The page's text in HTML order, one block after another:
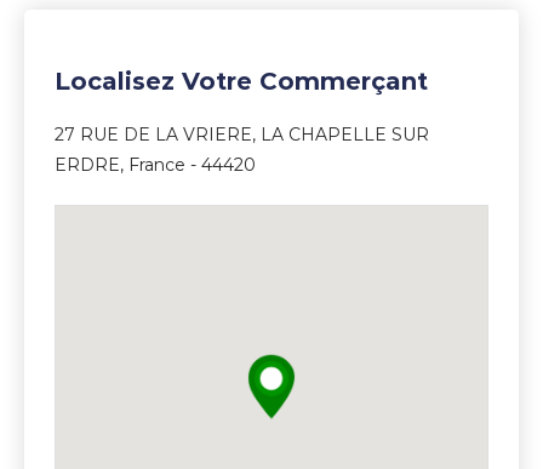
Localisez Votre Commerçant
27 RUE DE LA VRIERE, LA CHAPELLE SUR
ERDRE, France - 44420